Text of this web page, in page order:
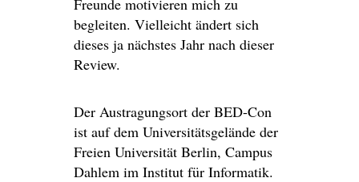
Freunde motivieren mich zu
begleiten. Vielleicht ändert sich
dieses ja nächstes Jahr nach dieser
Review.
Der Austragungsort der BED-Con
ist auf dem Universitätsgelände der
Freien Universität Berlin, Campus
Dahlem im Institut für Informatik.